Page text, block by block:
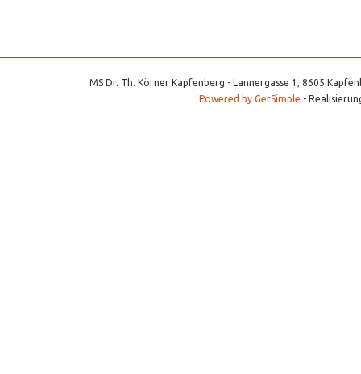
MS Dr. Th. Körner Kapfenberg - Lannergasse 1, 8605
Powered by GetSimple -